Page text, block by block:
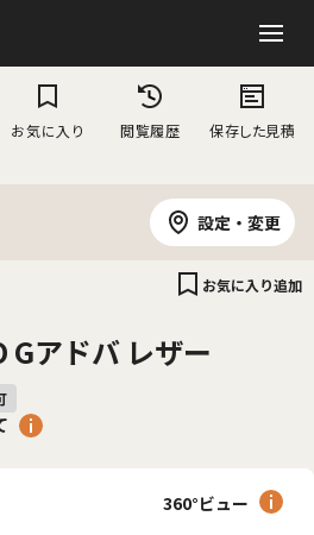
お気に入り 閲覧履歴 保存した見積
設定・変更
Gアドバ レザー
お気に入り追加
360°ビュー